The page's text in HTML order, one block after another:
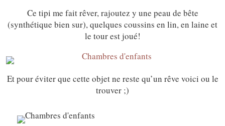
Ce tipi me fait rêver, rajoutez y une peau de bête
(synthétique bien sur), quelques coussins en lin, en laine et
le tour est joué!
Et pour éviter que cette objet ne reste qu’un rêve voici ou le
trouver ;)